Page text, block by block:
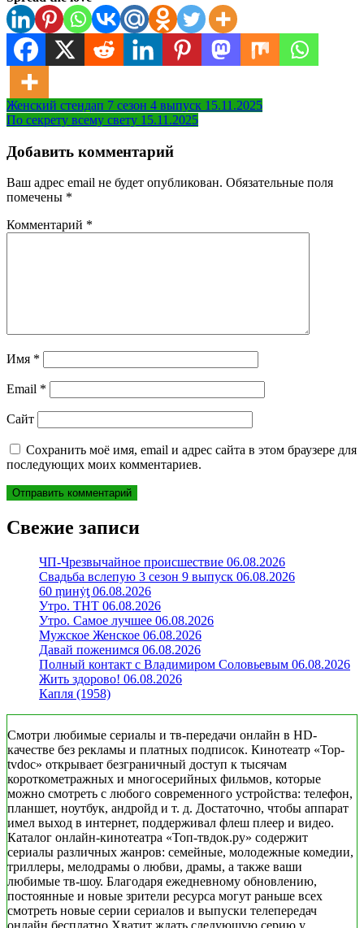
Навигация
по
записям
Женский стендап 7 сезон 4 выпуск 15.11.2025
По секрету всему свету 15.11.2025
Добавить комментарий
Ваш адрес email не будет опубликован. Обязательные поля
помечены *
Комментарий *
Имя *
Email *
Сайт
Сохранить моё имя, email и адрес сайта в этом браузере для
последующих моих комментариев.
Свежие записи
ЧП-Чрезвычайное происшествие 06.08.2026
Свадьба вслепую 3 сезон 9 выпуск 06.08.2026
60 ṃинẏƫ 06.08.2026
Утро. ТНТ 06.08.2026
Утро. Самое лучшее 06.08.2026
Мужское Женское 06.08.2026
Давай поженимся 06.08.2026
Полный контакт с Владимиром Соловьевым 06.08.2026
Жить здорово! 06.08.2026
Капля (1958)
Смотри любимые сериалы и тв-передачи онлайн в HD-
качестве без рекламы и платных подписок. Кинотеатр «Top-
tvdoc» открывает безграничный доступ к тысячам
короткометражных и многосерийных фильмов, которые
можно смотреть с любого современного устройства: телефон,
планшет, ноутбук, андройд и т. д. Достаточно, чтобы аппарат
имел выход в интернет, поддерживал флеш плеер и видео.
Каталог онлайн-кинотеатра «Топ-твдок.ру» содержит
сериалы различных жанров: семейные, молодежные комедии,
триллеры, мелодрамы о любви, драмы, а также ваши
любимые тв-шоу. Благодаря ежедневному обновлению,
постоянные и новые зрители ресурса могут раньше всех
смотреть новые серии сериалов и выпуски телепередач
онлайн бесплатно.Хватит ждать следующую серию у